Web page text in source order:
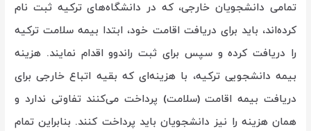
تمامی دانشجویان خارجی، که در دانشگاه‌های ترکیه ثبت نام
کرده‌اند، باید برای دریافت اقامت خود، ابتدا بیمه سلامت ترکیه
را دریافت کرده و سپس برای ثبت راندوو اقدام نمایند. هزینه
بیمه دانشجویی ترکیه، با هزینه‌ای که بقیه اتباع خارجی برای
دریافت بیمه اقامت (سلامت) پرداخت می‌کنند تفاوتی ندارد و
همان هزینه را نیز دانشجویان باید پرداخت کنند. بنابراین تمام